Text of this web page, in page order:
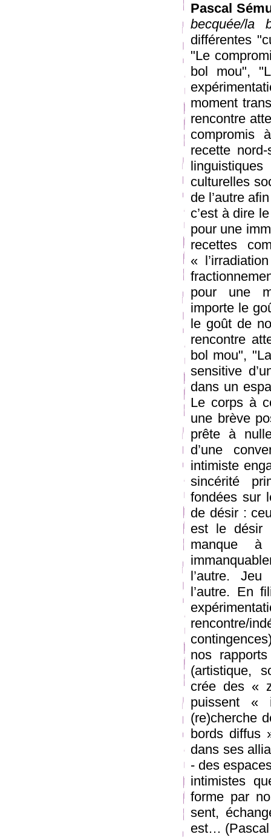
Pascal
becquée/la
différentes
"Le
bol mou",
moment
rencontre
compromis
recette
culturelles
de l’autre
c’est à dire
pour une
recettes
«
pour une
importe le
le goût de
rencontre
bol mou",
sensitive
dans un
Le corps à
une brève
prête à
d’une
intimiste
sincérité
fondées sur
de désir :
est le désir
manque
l’autre.
l’autre. En
rencontre/
nos
(artistique,
crée des «
puissent «
(re)cherche
bords diffus
dans ses
- des
intimistes
forme par
sent,
est… (Pascal